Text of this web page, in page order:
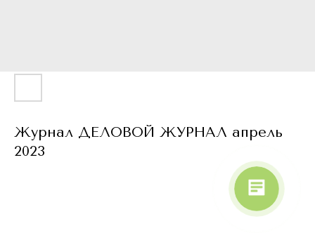
Журнал ДЕЛОВОЙ ЖУРНАЛ апрель
2023